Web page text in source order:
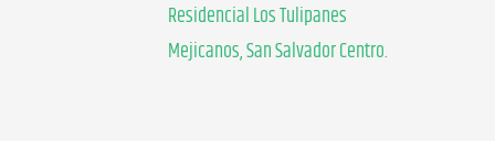
Residencial Los Tulipanes
Mejicanos, San Salvador Centro.